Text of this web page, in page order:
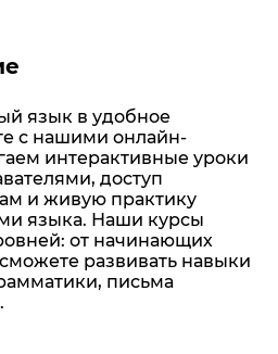
язык в удобное
с нашими онлайн-
интерактивные уроки
доступ
и живую практику
языка. Наши курсы
от начинающих
развивать навыки
письма